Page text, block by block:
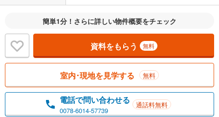
簡単1分！さらに詳しい物件概要をチェック
資料をもらう 無料
室内･現地を見学する 無料
電話で問い合わせる
0078-6014-57739
通話料無料